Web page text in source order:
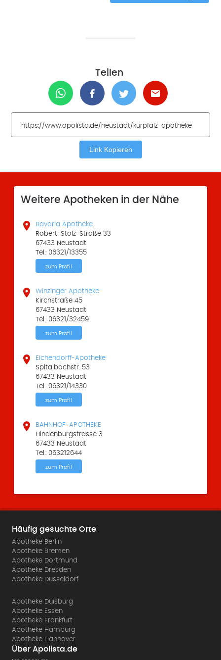
Teilen
Link Kopieren
Weitere Apotheken in der Nähe

Bavaria Apotheke
Robert-Stolz-Straße 33
67433 Neustadt
Tel.: 06321/13355
zum Profil

Winzinger Apotheke
Kirchstraße 45
67433 Neustadt
Tel.: 06321/32459
zum Profil

Eichendorff-Apotheke
Spitalbachstr. 53
67433 Neustadt
Tel.: 06321/14330
zum Profil

BAHNHOF-APOTHEKE
Hindenburgstrasse 3
67433 Neustadt
Tel.: 063212644
zum Profil
Häufig gesuchte Orte
Apotheke Berlin
Apotheke Bremen
Apotheke Dortmund
Apotheke Dresden
Apotheke Düsseldorf
Apotheke Duisburg
Apotheke Essen
Apotheke Frankfurt
Apotheke Hamburg
Apotheke Hannover
Über Apolista.de